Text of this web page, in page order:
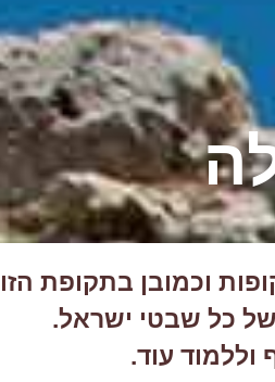
וכמובן בתקופת
של כל שבטי ישראל.
וללמוד עוד.